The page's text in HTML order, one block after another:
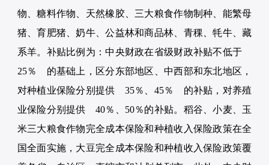
物、糖料作物、天然橡胶、三大粮食作物制种、能繁母
猪、育肥猪、奶牛、公益林和商品林、青稞、牦牛、藏
系羊。补贴比例为：中央财政在省级财政补贴不低于
25％ 的基础上，区分东部地区、中西部和东北地区，
对种植业保险分别提供 35％、45％ 的补贴，对养殖
业保险分别提供 40％、50％的补贴。稻谷、小麦、玉
米三大粮食作物完全成本保险和种植收入保险政策在全
国全面实施，大豆完全成本保险和种植收入保险政策覆